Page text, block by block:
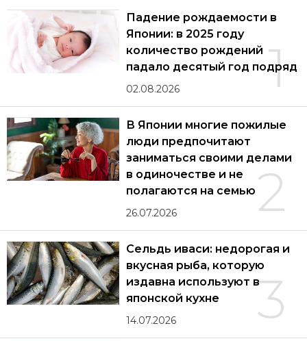
1
Падение рождаемости в
Японии: в 2025 году
количество рождений
падало десятый год подряд
02.08.2026
2
В Японии многие пожилые
люди предпочитают
заниматься своими делами
в одиночестве и не
полагаются на семью
26.07.2026
3
Сельдь иваси: недорогая и
вкусная рыба, которую
издавна используют в
японской кухне
14.07.2026